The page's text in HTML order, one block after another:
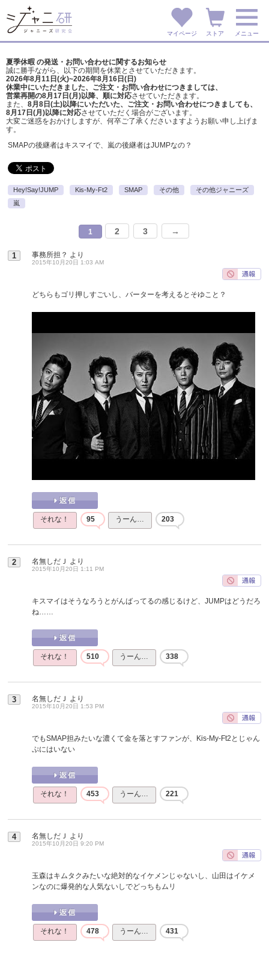
マイページ ストア メニュー
夏季休暇 の発送・お問い合わせに関するお知らせ
誠に勝手ながら、以下の期間を休業とさせていただきます。
2026年8月11日(火)~2026年8月16日(日)
休業中にいただきました、ご注文・お問い合わせにつきましては、
営業再開の8月17日(月)以降、順に対応させていただきます。
また、 8月8日(土)以降にいただいた、ご注文・ お問い合わせにつきましても、
8月17日(月)以降に対応させていただく場合がございます。
大変ご迷惑をおかけしますが、 何卒ご了承くださいますようお願い申し上げま
す。
SMAPの後継者はキスマイで、嵐の後継者はJUMPなの？
Hey!Say!JUMP Kis-My-Ft2 SMAP その他
その他ジャニーズ
嵐
1 2 3 →
1 事務所担？ より
2015年10月20日 1:03 AM
どちらもゴリ押しすごいし、バーターを考えるとそゆこと？
それな！ 95 うーん… 203
2 名無しだＪ より
2015年10月20日 1:11 PM
キスマイはそうなろうとがんばってるの感じるけど、JUMPはどうだろ
ね……
それな！ 510 うーん… 338
3 名無しだＪ より
2015年10月20日 1:53 PM
でもSMAP担みたいな濃くて金を落とすファンが、Kis-My-Ft2とじゃん
ぷにはいない
それな！ 453 うーん… 221
4 名無しだＪ より
2015年10月20日 9:20 PM
玉森はキムタクみたいな絶対的なイケメンじゃないし、山田はイケメ
ンなのに爆発的な人気ないしでどっちもムリ
それな！ 478 うーん… 431